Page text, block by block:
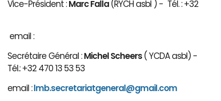
Vice-Président :Marc Falla (RYCH asbl ) - Tél. : +32
email :
Secrétaire Général :Michel Scheers ( YCDA asbl) -
Tél.: +32 470 13 53 53
email :lmb.secretariatgeneral@gmail.com